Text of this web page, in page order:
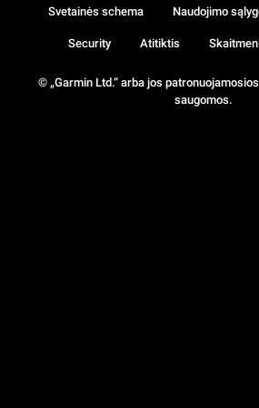
© „Garmin Ltd.“ arba jos
saugomos.
Svetainės schema Naudojimo
Security Atitiktis